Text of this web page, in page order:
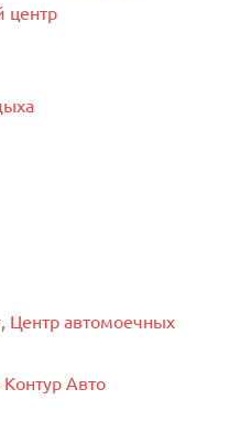
центр
Центр автомоечных
Авто